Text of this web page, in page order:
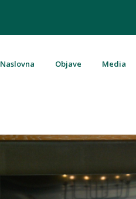
Naslovna Objave Media